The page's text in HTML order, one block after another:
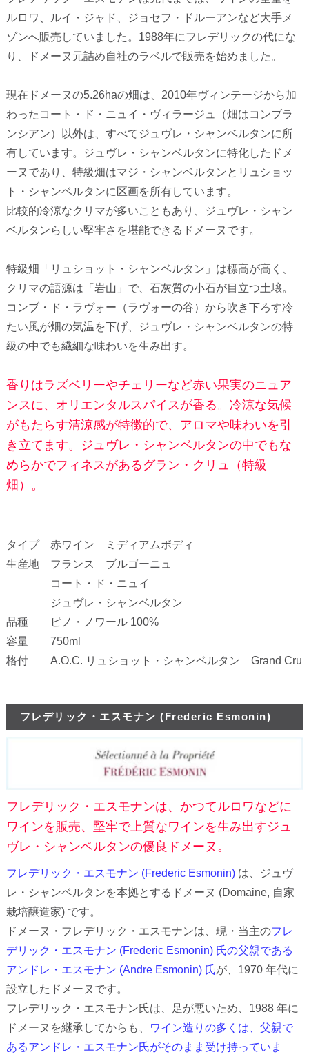
ルロワ、ルイ・ジャド、ジョセフ・ドルーアンなど大手メ
ゾンへ販売していました。1988年にフレデリックの代にな
り、ドメーヌ元詰め自社のラベルで販売を始めました。
現在ドメーヌの5.26haの畑は、2010年ヴィンテージから加
わったコート・ド・ニュイ・ヴィラージュ（畑はコンブラ
ンシアン）以外は、すべてジュヴレ・シャンベルタンに所
有しています。ジュヴレ・シャンベルタンに特化したドメ
ーヌであり、特級畑はマジ・シャンベルタンとリュショッ
ト・シャンベルタンに区画を所有しています。
比較的冷涼なクリマが多いこともあり、ジュヴレ・シャン
ベルタンらしい堅牢さを堪能できるドメーヌです。
特級畑「リュショット・シャンベルタン」は標高が高く、
クリマの語源は「岩山」で、石灰質の小石が目立つ土壌。
コンブ・ド・ラヴォー（ラヴォーの谷）から吹き下ろす冷
たい風が畑の気温を下げ、ジュヴレ・シャンベルタンの特
級の中でも繊細な味わいを生み出す。
香りはラズベリーやチェリーなど赤い果実のニュア
ンスに、オリエンタルスパイスが香る。冷涼な気候
がもたらす清涼感が特徴的で、アロマや味わいを引
き立てます。ジュヴレ・シャンベルタンの中でもな
めらかでフィネスがあるグラン・クリュ（特級
畑）。
タイプ 赤ワイン ミディアムボディ
生産地 フランス ブルゴーニュ
コート・ド・ニュイ
ジュヴレ・シャンベルタン
品種 ピノ・ノワール 100%
容量 750ml
格付 A.O.C. リュショット・シャンベルタン Grand Cru
フレデリック・エスモナン (Frederic Esmonin)
フレデリック・エスモナンは、かつてルロワなどに
ワインを販売、堅牢で上質なワインを生み出すジュ
ヴレ・シャンベルタンの優良ドメーヌ。
フレデリック・エスモナン (Frederic Esmonin) は、ジュヴ
レ・シャンベルタンを本拠とするドメーヌ (Domaine, 自家
栽培醸造家) です。
ドメーヌ・フレデリック・エスモナンは、現・当主のフレ
デリック・エスモナン (Frederic Esmonin) 氏の父親である
アンドレ・エスモナン (Andre Esmonin) 氏が、1970 年代に
設立したドメーヌです。
フレデリック・エスモナン氏は、足が悪いため、1988 年に
ドメーヌを継承してからも、
ワイン造りの多くは、父親で
あるアンドレ・エスモナン氏がそのまま受け持っていま